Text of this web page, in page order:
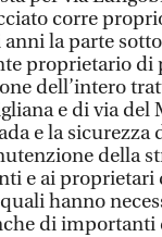
corre
anni la parte
proprietario di
dell’intero
e di via
e la sicurezza
della
e ai
hanno
di